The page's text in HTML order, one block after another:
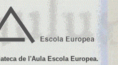
de l'Aula Escola Europea.